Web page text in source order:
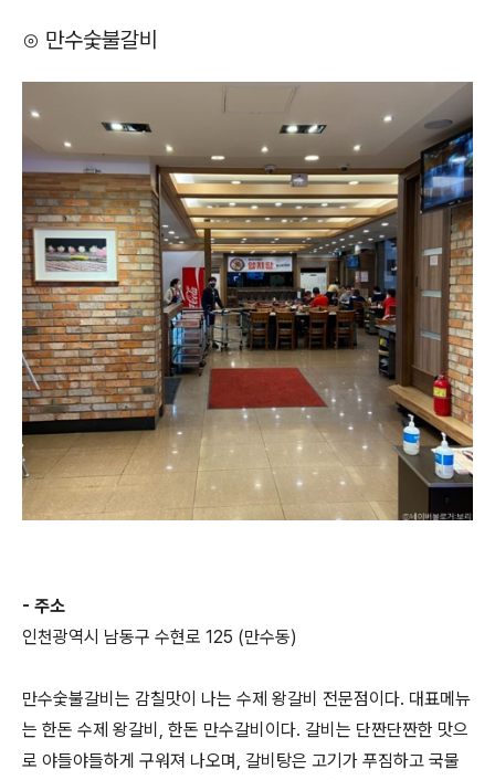
⊙ 만수숯불갈비
- 주소
인천광역시 남동구 수현로 125 (만수동)
만수숯불갈비는 감칠맛이 나는 수제 왕갈비 전문점이다. 대표메뉴
는 한돈 수제 왕갈비, 한돈 만수갈비이다. 갈비는 단짠단짠한 맛으
로 야들야들하게 구워져 나오며, 갈비탕은 고기가 푸짐하고 국물